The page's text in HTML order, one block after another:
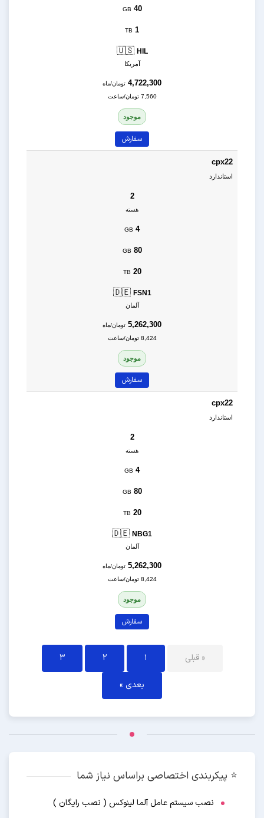
40
GB
1
TB
🇺🇸 HIL
آمریکا
4,722,300 تومان/ماه
7,560 تومان/ساعت
موجود
سفارش
cpx22
استاندارد
2
هسته
4
GB
80
GB
20
TB
🇩🇪 FSN1
آلمان
5,262,300 تومان/ماه
8,424 تومان/ساعت
موجود
سفارش
cpx22
استاندارد
2
هسته
4
GB
80
GB
20
TB
🇩🇪 NBG1
آلمان
5,262,300 تومان/ماه
8,424 تومان/ساعت
موجود
سفارش
« قبلی 1
2
3
بعدی »
⭐️ پیکربندی اختصاصی براساس نیاز شما
نصب سیستم عامل آلما لینوکس ( نصب رایگان )